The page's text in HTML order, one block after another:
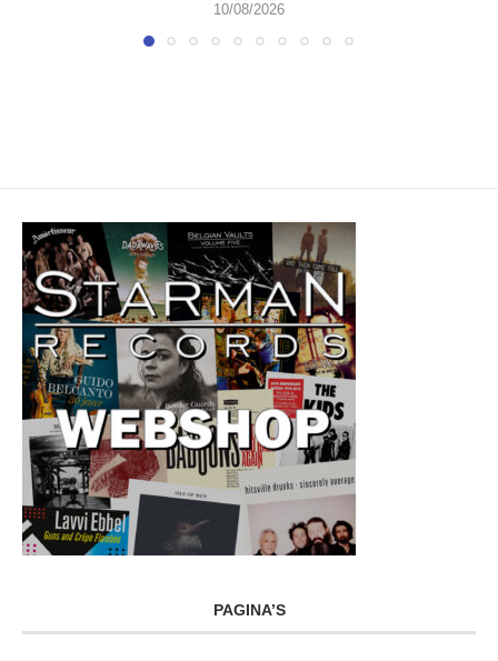
10/08/2026
PAGINA’S